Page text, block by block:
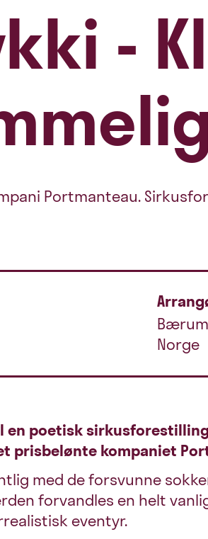
-
Portmanteau.
Norge
en poetisk
prisbelønte kompaniet
med de forsvunne
forvandles en helt
eventyr.